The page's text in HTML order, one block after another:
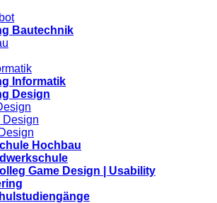
Bautechnik
Informatik
Design
Design
Hochbau
Game Design | Usability